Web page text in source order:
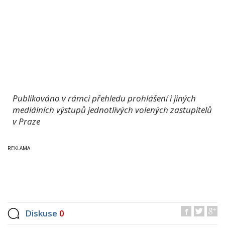
Publikováno v rámci přehledu prohlášení i jiných
mediálních výstupů jednotlivých volených zastupitelů
v Praze
Diskuse 0